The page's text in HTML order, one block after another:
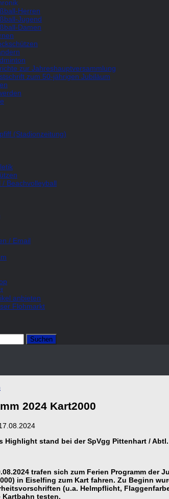
Herren
Jugend
Damen
zur Jahreshauptversammlung
zum 50-jährigen Jubiläum
(Stadionzeitung)
/ Beachvolleyball
/ Email
anbieten
Flohmarkt
2024 Kart2000
Highlight stand bei der SpVgg Pittenhart /
trafen sich zum Ferien Programm
in Eiselfing zum Kart fahren. Zu Beginn
(u.a. Helmpflicht,
Kartbahn testen.